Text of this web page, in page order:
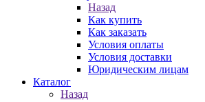
Назад
Как купить
Как заказать
Условия оплаты
Условия доставки
Юридическим лицам
Каталог
Назад